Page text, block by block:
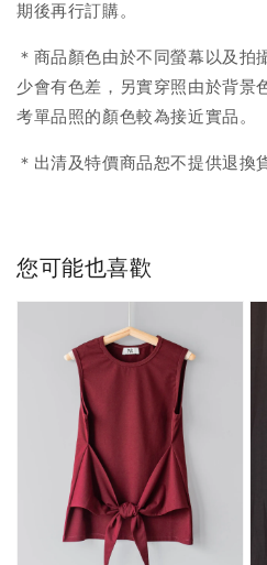
期後再行訂購。
＊商品顏色由於不同螢幕以及拍
少會有色差，另實穿照由於背景
考單品照的顏色較為接近實品。
＊出清及特價商品恕不提供退換
您可能也喜歡